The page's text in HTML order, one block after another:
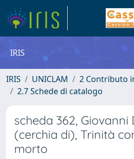
IRIS
IRIS UNICLAM
2 Contributo
2.7 Schede di catalogo
scheda 362, Giovanni
(cerchia di), Trinità
morto